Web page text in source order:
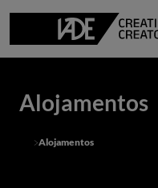
Alojamentos
Alojamentos